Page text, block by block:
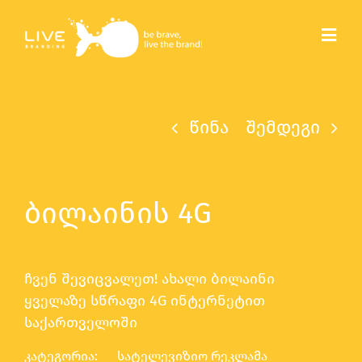
content
წინა შემდეგი
ბილაინის 4G
ჩვენ შევიცვალეთ! ახალი ბილაინი
ყველაზე სწრაფი 4G ინტერნეტით
საქართველოში
კატეგორია: სატელევიზიო რეკლამა